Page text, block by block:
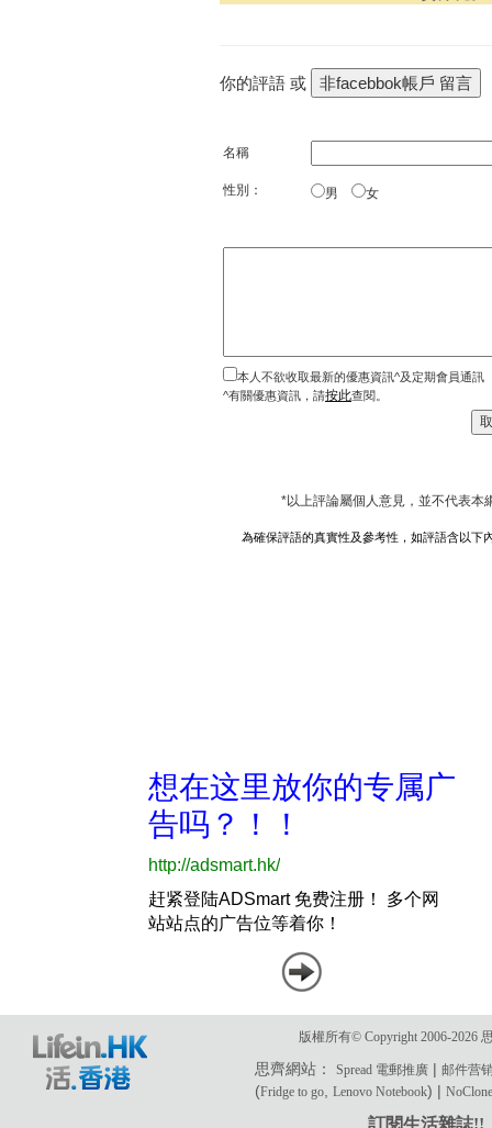
你的評語 或
名稱
性別： 男 女
本人不欲收取最新的優惠資訊^及定期會員通訊
^有關優惠資訊，請按此查閱。
*以上評論屬個人意見，並不代表本
為確保評語的真實性及參考性，如評語含以下
版權所有© Copyright 2006-2026
思齊網站：Spread 電郵推廣 |邮件营
(Fridge to go ,Lenovo Notebook) |